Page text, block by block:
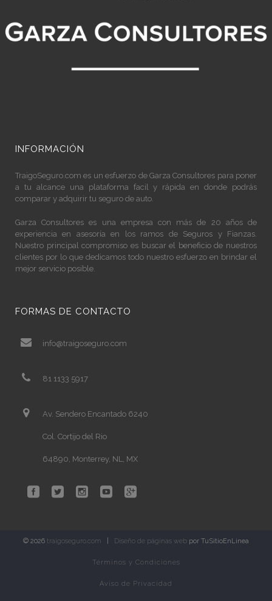
INFORMACIÓN
TraigoSeguro.com es un esfuerzo de Garza Consultores para poner
a tu alcance una plataforma facil y rápida en donde podrás
comparar y adquirir tu seguro de auto.
Garza Consultores es una empresa con más de 20 años de
experiencia en asesoría en los ramos de Seguros y Fianzas.
Nuestro principal compromiso es buscar el beneficio de nuestros
clientes por lo que dedicamos todo nuestro esfuerzo en brindar el
mejor servicio posible.
FORMAS DE CONTACTO
info@traigoseguro.com
81 1133 5917
Av. Sendero Encantado 6240
Col. Cortijo del Rio
64890, Monterrey, NL, MX
© 2026 traigoseguro.com Diseño de páginas web por TuSitioEnLinea
Términos y Condiciones
Aviso de Privacidad